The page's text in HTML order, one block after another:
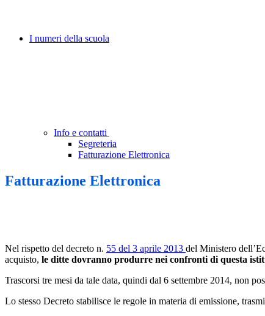
I numeri della scuola
Info e contatti
Segreteria
Fatturazione Elettronica
Fatturazione Elettronica
Nel rispetto del decreto n. 55 del 3 aprile 2013 del Ministero
acquisto, le ditte dovranno produrre nei confronti di questa
Trascorsi tre mesi da tale data, quindi dal 6 settembre 2014, non
Lo stesso Decreto stabilisce le regole in materia di emissione,